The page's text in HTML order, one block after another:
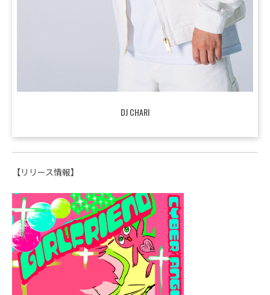
DJ CHARI
【リリース情報】